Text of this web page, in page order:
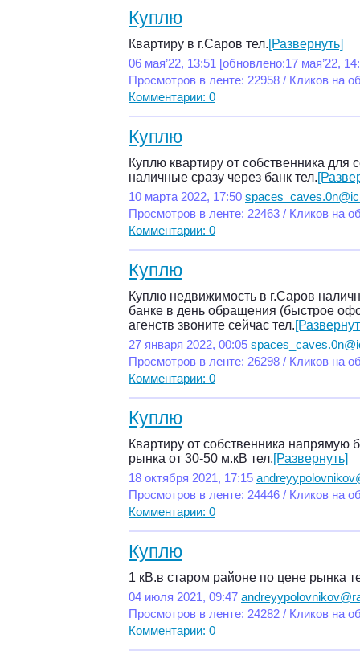
Куплю
Квартиру в г.Саров тел.[Развернуть]
06 мая’22, 13:51 [обновлено:17 мая’22,
Просмотров в ленте: 22958 / Кликов на
Комментарии: 0
Куплю
Куплю квартиру от собственника для
наличные сразу через банк тел.
10 марта 2022, 17:50
Просмотров в ленте: 22463 / Кликов на
Комментарии: 0
Куплю
Куплю недвижимость в г.Саров
банке в день обращения (быстрое
агенств звоните сейчас тел.
27 января 2022, 00:05
Просмотров в ленте: 26298 / Кликов на
Комментарии: 0
Куплю
Квартиру от собственника напрямую
рынка от 30-50 м.кВ тел.[Развернуть]
18 октября 2021, 17:15
Просмотров в ленте: 24446 / Кликов на
Комментарии: 0
Куплю
1 кВ.в старом районе по цене рынка
04 июля 2021, 09:47
Просмотров в ленте: 24282 / Кликов на
Комментарии: 0